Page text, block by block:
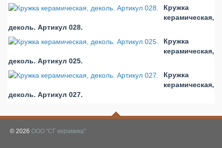
Кружка
керамическая,
деколь. Артикул 028.
Кружка
керамическая,
деколь. Артикул 025.
Кружка
керамическая,
деколь. Артикул 027.
© 2026 ООО "СГ керамика"